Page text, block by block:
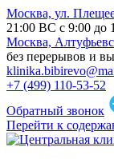
Москва, ул.
21:00 ВС с 9:00 до
Москва,
без перерывов и
+7 (499) 110-53-52
Обратный звонок
Перейти к